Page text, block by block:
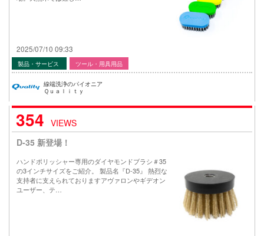
2025/07/10 09:33
製品・サービス ツール・用具用品
線端洗浄のパイオニア
Ｑｕａｌｉｔｙ
354 VIEWS
D-35 新登場！
ハンドポリッシャー専用のダイヤモンドブラシ＃35
の3インチサイズをご紹介。 製品名『D-35』 熱烈な
支持者に支えられておりますアヴァロンやギデオン
ユーザー、テ…